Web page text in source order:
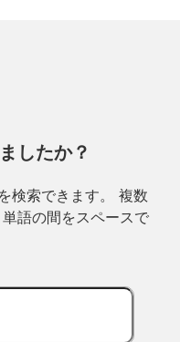
したか？
検索できます。 複数
語の間をスペースで